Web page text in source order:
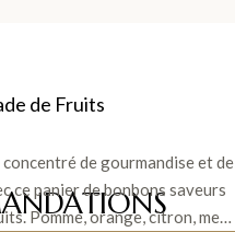
de Fruits
de gourmandise et de
ce panier de bonbons saveurs
Pomme, orange, citron, me…